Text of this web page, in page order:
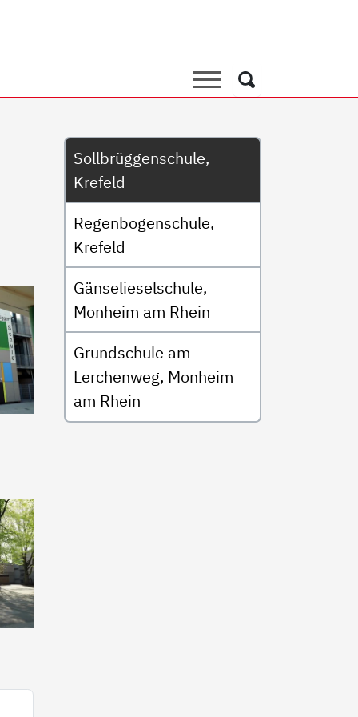
Suche
Suche
Untermenü
Sollbrüggenschule,
Krefeld
Regenbogenschule,
Krefeld
Gänselieselschule,
Monheim am Rhein
Grundschule am
Lerchenweg, Monheim
am Rhein